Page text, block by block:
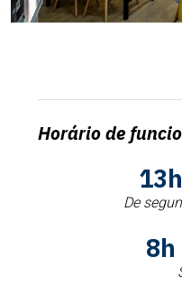
Horário de
De
8h